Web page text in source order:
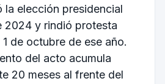
la elección presidencial
2024 y rindió protesta
de octubre de ese año.
del acto acumula
20 meses al frente del